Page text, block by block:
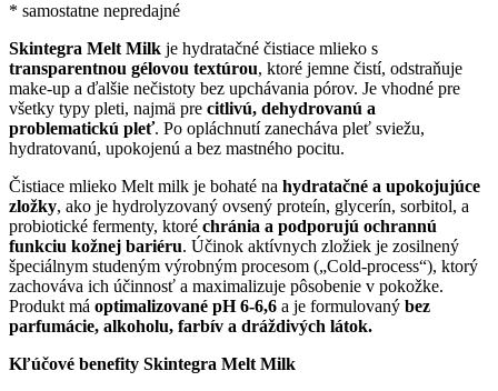
* samostatne nepredajné
Skintegra Melt Milk je hydratačné čistiace mlieko s
transparentnou gélovou textúrou, ktoré jemne čistí, odstraňuje
make-up a ďalšie nečistoty bez upchávania pórov. Je vhodné pre
všetky typy pleti, najmä pre citlivú, dehydrovanú a
problematickú pleť. Po opláchnutí zanecháva pleť sviežu,
hydratovanú, upokojenú a bez mastného pocitu.
Čistiace mlieko Melt milk je bohaté na hydratačné a upokojujúce
zložky, ako je hydrolyzovaný ovsený proteín, glycerín, sorbitol, a
probiotické fermenty, ktoré chránia a podporujú ochrannú
funkciu kožnej bariéru. Účinok aktívnych zložiek je zosilnený
špeciálnym studeným výrobným procesom („Cold-process“), ktorý
zachováva ich účinnosť a maximalizuje pôsobenie v pokožke.
Produkt má optimalizované pH 6-6,6 a je formulovaný bez
parfumácie, alkoholu, farbív a dráždivých látok.
Kľúčové benefity Skintegra Melt Milk